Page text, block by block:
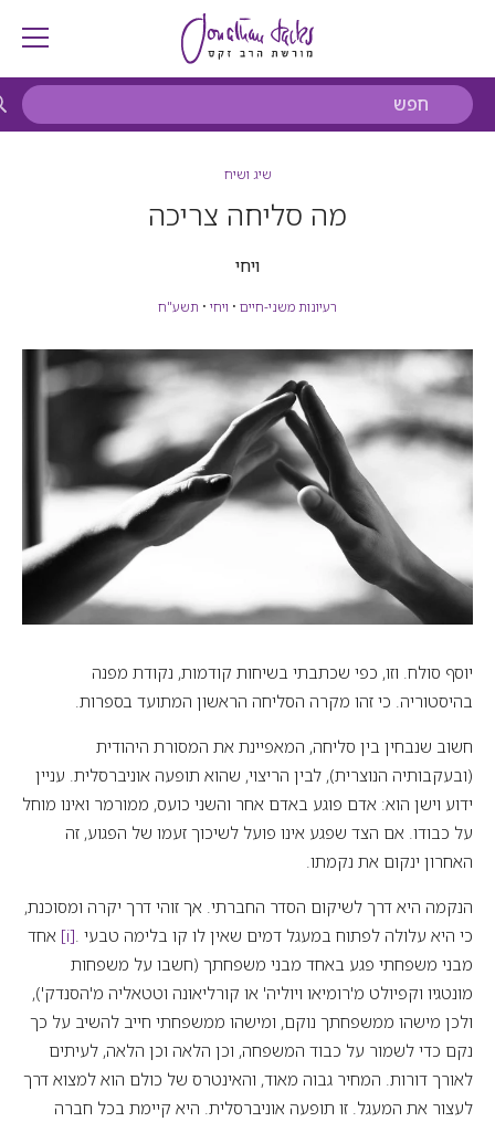
שיג ושיח
מה סליחה צריכה
ויחי
רעיונות משני-חיים • ויחי • תשע"ח
יוסף סולח. וזו, כפי שכתבתי בשיחות קודמות, נקודת מפנה
בהיסטוריה. כי זהו מקרה הסליחה הראשון המתועד בספרות.
חשוב שנבחין בין סליחה, המאפיינת את המסורת היהודית
(ובעקבותיה הנוצרית), לבין הריצוי, שהוא תופעה אוניברסלית. עניין
ידוע וישן הוא: אדם פוגע באדם אחר והשני כועס, ממורמר ואינו מוחל
על כבודו. אם הצד שפגע אינו פועל לשיכוך זעמו של הפגוע, זה
האחרון ינקום את נקמתו.
הנקמה היא דרך לשיקום הסדר החברתי. אך זוהי דרך יקרה ומסוכנת,
כי היא עלולה לפתוח במעגל דמים שאין לו קו בלימה טבעי .[i]
אחד
מבני משפחתי פגע באחד מבני משפחתך (חשבו על משפחות
מונטגיו וקפיולט מ'רומיאו ויוליה' או קורליאונה וטטאליה מ'הסנדק'),
ולכן מישהו ממשפחתך נוקם, ומישהו ממשפחתי חייב להשיב על כך
נקם כדי לשמור על כבוד המשפחה, וכן הלאה וכן הלאה, לעיתים
לאורך דורות. המחיר גבוה מאוד, והאינטרס של כולם הוא למצוא דרך
לעצור את המעגל. זו תופעה אוניברסלית. היא קיימת בכל חברה